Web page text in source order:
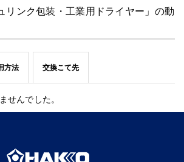
リンク包装・工業用ドライヤー」の動
方法 交換こて先
せんでした。